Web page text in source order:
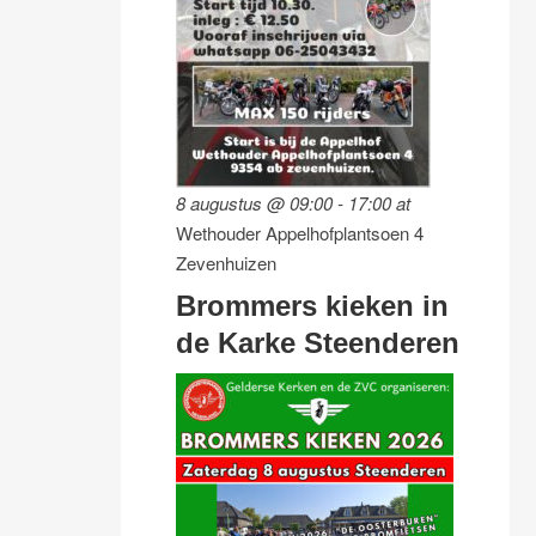
8 augustus @ 09:00- 17:00at
Wethouder Appelhofplantsoen 4
Zevenhuizen
Brommers kieken in
de Karke Steenderen